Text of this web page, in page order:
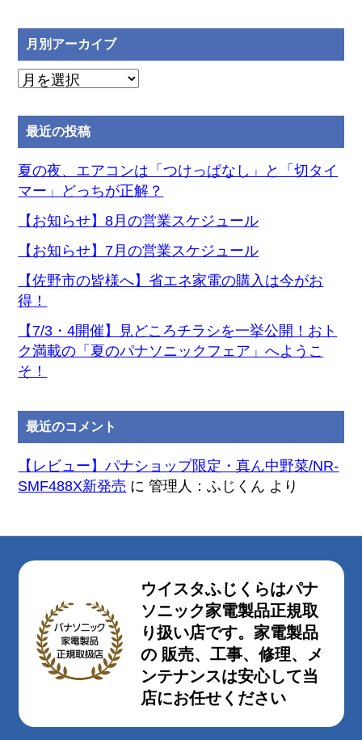
月別アーカイブ
月
ア
ー
カ
イ
ブ
最近の投稿
夏の夜、エアコンは「つけっぱなし」と「切タイ
マー」どっちが正解？
【お知らせ】8月の営業スケジュール
【お知らせ】7月の営業スケジュール
【佐野市の皆様へ】省エネ家電の購入は今がお
得！
【7/3・4開催】見どころチラシを一挙公開！おト
ク満載の「夏のパナソニックフェア」へようこ
そ！
最近のコメント
【レビュー】パナショップ限定・真ん中野菜/NR-
SMF488X新発売 に管理人：ふじくん より
ウイスタふじくらはパナ
ソニック家電製品正規取
り扱い店です。家電製品
の 販売、工事、修理、メ
ンテナンスは安心して当
店にお任せください